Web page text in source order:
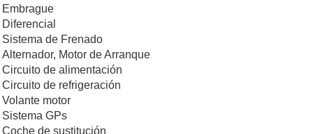
Embrague
Diferencial
Sistema de Frenado
Alternador, Motor de Arranque
Circuito de alimentación
Circuito de refrigeración
Volante motor
Sistema GPs
Coche de sustitución